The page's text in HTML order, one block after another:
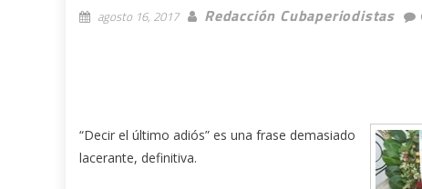
agosto 16, 2017 Redacción Cubaperiodistas
“Decir el último adiós” es una frase demasiado
lacerante, definitiva.